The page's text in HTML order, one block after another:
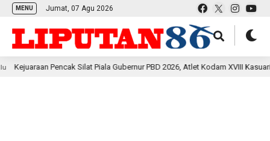
MENU Jumat, 07 Agu 2026
Pencak Silat Piala Gubernur PBD 2026, Atlet Kodam XVIII Kasuari Torehkan